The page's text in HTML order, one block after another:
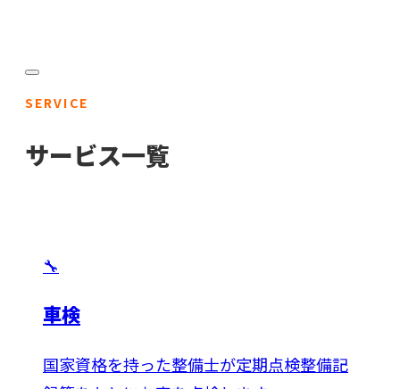
SERVICE
サービス一覧
🔧
車検
国家資格を持った整備士が定期点検整備記